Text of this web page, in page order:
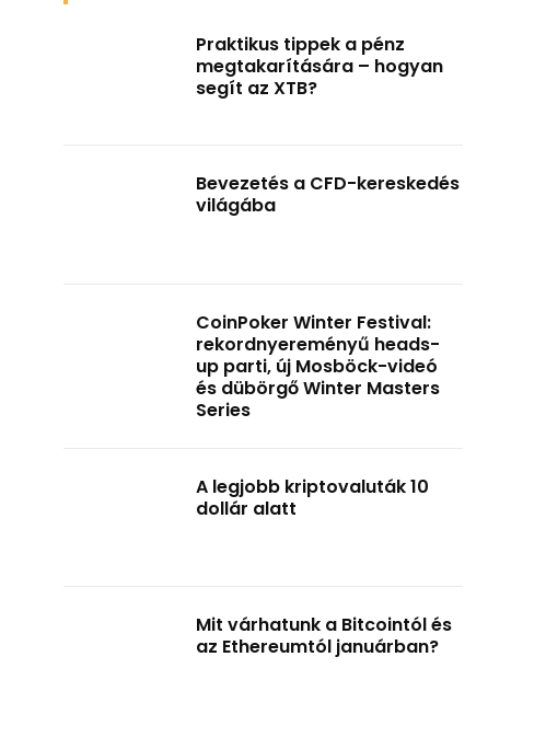
Praktikus tippek a pénz
megtakarítására – hogyan
segít az XTB?
Bevezetés a CFD-kereskedés
világába
CoinPoker Winter Festival:
rekordnyereményű heads-
up parti, új Mosböck-videó
és dübörgő Winter Masters
Series
A legjobb kriptovaluták 10
dollár alatt
Mit várhatunk a Bitcointól és
az Ethereumtól januárban?